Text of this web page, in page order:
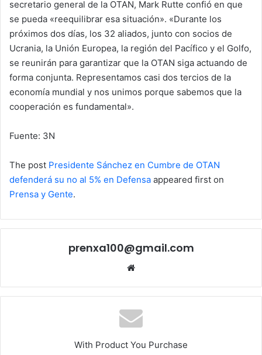
secretario general de la OTAN, Mark Rutte confió en que
se pueda «reequilibrar esa situación». «Durante los
próximos dos días, los 32 aliados, junto con socios de
Ucrania, la Unión Europea, la región del Pacífico y el Golfo,
se reunirán para garantizar que la OTAN siga actuando de
forma conjunta. Representamos casi dos tercios de la
economía mundial y nos unimos porque sabemos que la
cooperación es fundamental».
Fuente: 3N
The post Presidente Sánchez en Cumbre de OTAN
defenderá su no al 5% en Defensa appeared first on
Prensa y Gente.
prenxa100@gmail.com
With Product You Purchase